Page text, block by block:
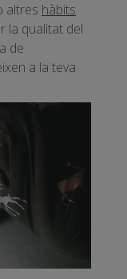
altres hàbits
la qualitat del
de
a la teva